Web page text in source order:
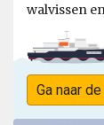
walvissen
Ga naar